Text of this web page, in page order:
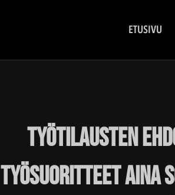
ETUSIVU
Työtilausten
työsuoritteet aina